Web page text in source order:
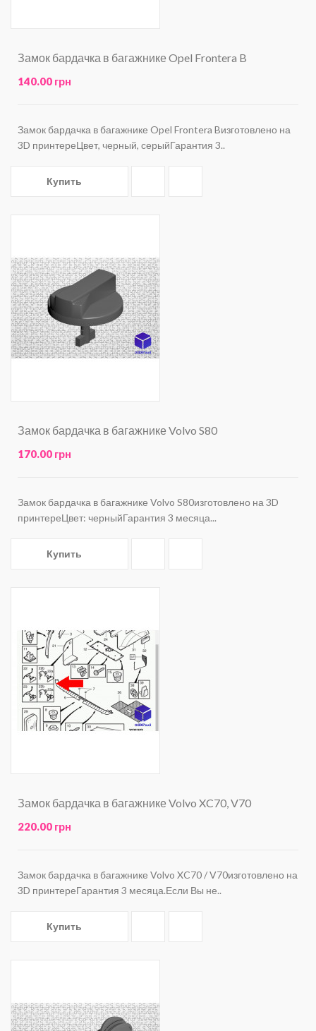
Замок бардачка в багажнике Opel Frontera B
140.00 грн
Замок бардачка в багажнике Opel Frontera Bизготовлено на
3D принтереЦвет, черный, серыйГарантия 3..
Купить
Замок бардачка в багажнике Volvo S80
170.00 грн
Замок бардачка в багажнике Volvo S80изготовлено на 3D
принтереЦвет: черныйГарантия 3 месяца...
Купить
Замок бардачка в багажнике Volvo XC70, V70
220.00 грн
Замок бардачка в багажнике Volvo XC70 / V70изготовлено на
3D принтереГарантия 3 месяца.Если Вы не..
Купить